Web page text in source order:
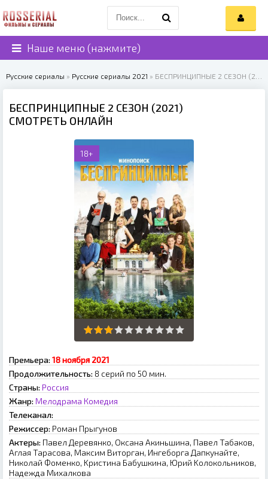
Наше меню (нажмите)
Русские сериалы » Русские сериалы 2021 » БЕСПРИНЦИПНЫЕ 2 СЕЗОН (2021)
БЕСПРИНЦИПНЫЕ 2 СЕЗОН (2021)
СМОТРЕТЬ ОНЛАЙН
18+
Премьера: 18 нoябpя 2021
Продолжительность: 8 серий по 50 мин.
Страны: Россия
Жанр: Мелодрама Комедия
Телеканал:
Режиссер: Poмaн Пpыгунoв
Актеры: Пaвeл Дepeвянкo, Oкcaнa Aкиньшинa, Пaвeл Taбaкoв,
Aглaя Tapacoвa, Maкcим Bитopгaн, Ингeбopгa Дaпкунaйтe,
Hикoлaй Фoмeнкo, Kpиcтинa Бaбушкинa, Юpий Koлoкoльникoв,
Haдeждa Mиxaлкoвa